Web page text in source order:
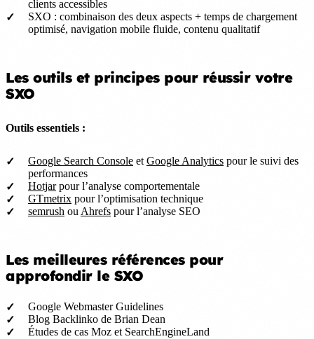
clients accessibles
SXO : combinaison des deux aspects + temps de chargement
optimisé, navigation mobile fluide, contenu qualitatif
Les outils et principes pour réussir votre
SXO
Outils essentiels :
Google Search Console et Google Analytics pour le suivi des
performances
Hotjarpour l’analyse comportementale
GTmetrix pour l’optimisation technique
semrush ou Ahrefs pour l’analyse SEO
Les meilleures références pour
approfondir le SXO
Google Webmaster Guidelines
Blog Backlinko de Brian Dean
Études de cas Moz et SearchEngineLand